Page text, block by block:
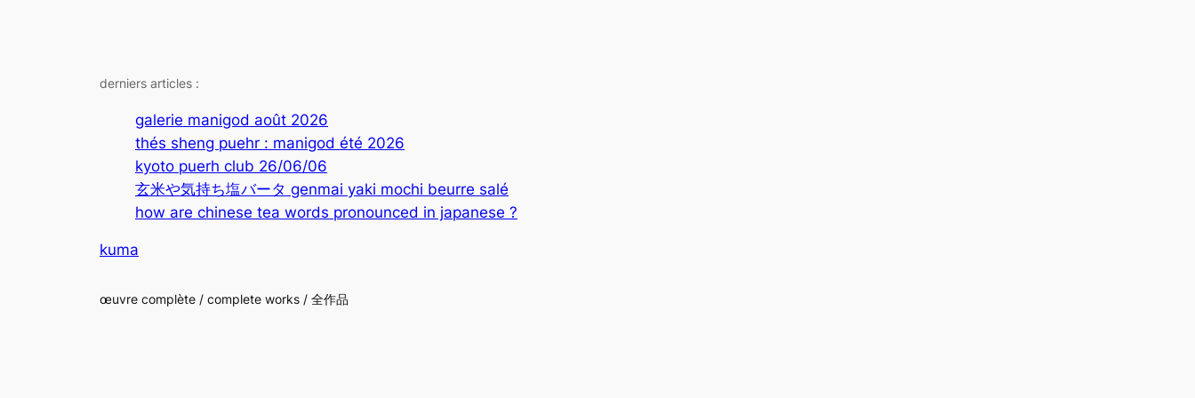
derniers articles :
galerie manigod août 2026
thés sheng puehr : manigod été 2026
kyoto puerh club 26/06/06
玄米や気持ち塩バータ genmai yaki mochi beurre salé
how are chinese tea words pronounced in japanese ?
kuma
œuvre complète / complete works / 全作品